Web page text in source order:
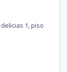
1, piso